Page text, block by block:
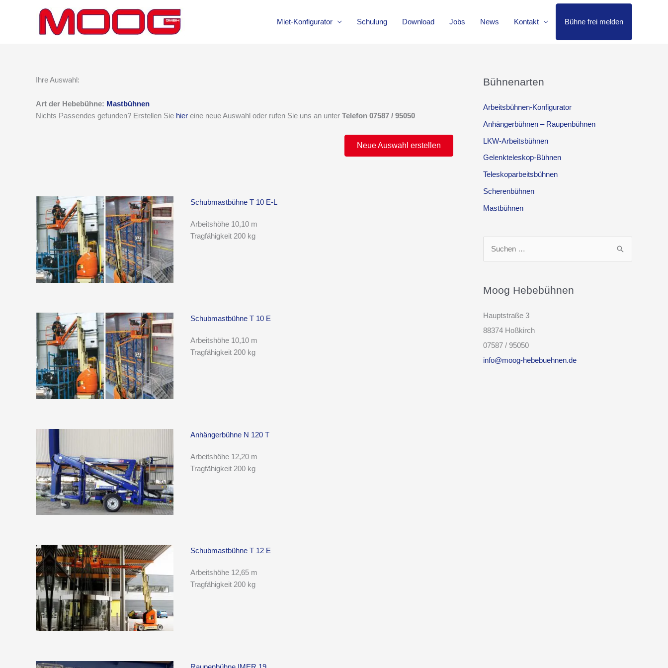
Miet-Konfigurator Schulung Download Jobs News Kontakt Bühne frei melden
Ihre Auswahl:
Art der Hebebühne: Mastbühnen
Nichts Passendes gefunden? Erstellen Sie hier eine neue Auswahl oder rufen Sie uns an unter Telefon 07587 / 95050
Neue Auswahl erstellen
Schubmastbühne T 10 E-L
Arbeitshöhe 10,10 m
Tragfähigkeit 200 kg
Schubmastbühne T 10 E
Arbeitshöhe 10,10 m
Tragfähigkeit 200 kg
Anhängerbühne N 120 T
Arbeitshöhe 12,20 m
Tragfähigkeit 200 kg
Schubmastbühne T 12 E
Arbeitshöhe 12,65 m
Tragfähigkeit 200 kg
Bühnenarten
Arbeitsbühnen-Konfigurator
Anhängerbühnen – Raupenbühnen
LKW-Arbeitsbühnen
Gelenkteleskop-Bühnen
Teleskoparbeitsbühnen
Scherenbühnen
Mastbühnen
h
n
n
a
c
Moog Hebebühnen
Hauptstraße 3
88374 Hoßkirch
07587 / 95050
info@moog-hebebuehnen.de